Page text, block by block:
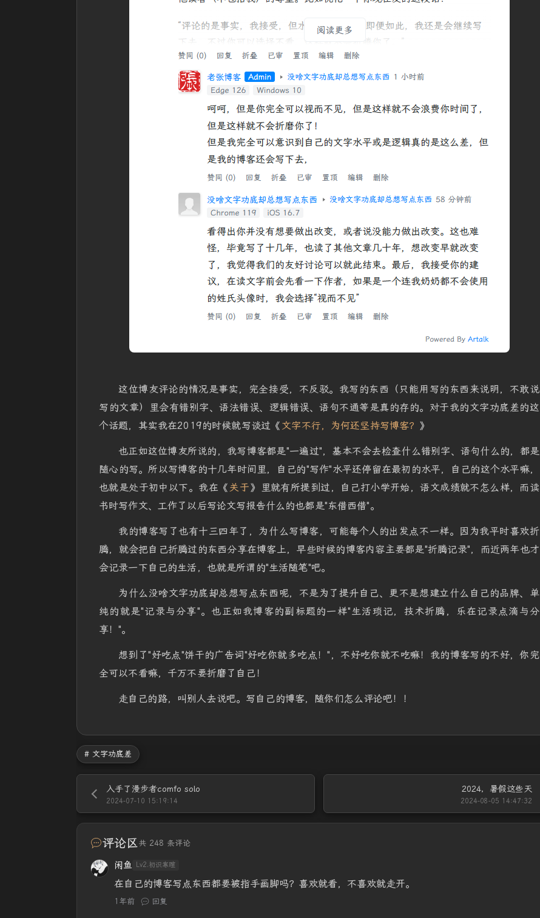
这位博友评论的情况是事实，完全接受，不反驳。我写的东西（只能用写的东西来说明，不敢说
写的文章）里会有错别字、语法错误、逻辑错误、语句不通等是真的存的。对于我的文字功底差的这
个话题，其实我在2019的时候就写谈过《 文字不行，为何还坚持写博客？ 》
也正如这位博友所说的，我写博客都是"一遍过"，基本不会去检查什么错别字、语句什么的，都是
随心的写。所以写博客的十几年时间里，自己的"写作"水平还停留在最初的水平，自己的这个水平嘛，
也就是处于初中以下。我在《 关于》里就有所提到过，自己打小学开始，语文成绩就不怎么样，而读
书时写作文、工作了以后写论文写报告什么的也都是"东借西借"。
我的博客写了也有十三四年了，为什么写博客，可能每个人的出发点不一样。因为我平时喜欢折
腾，就会把自己折腾过的东西分享在博客上，早些时候的博客内容主要都是"折腾记录"，而近两年也才
会记录一下自己的生活，也就是所谓的"生活随笔"吧。
为什么没啥文字功底却总想写点东西呢，不是为了提升自己、更不是想建立什么自己的品牌、单
纯的就是"记录与分享"。也正如我博客的副标题的一样"生活琐记，技术折腾，乐在记录点滴与分
享！"。
想到了"好吃点"饼干的广告词"好吃你就多吃点！"，不好吃你就不吃嘛！我的博客写的不好，你完
全可以不看嘛，千万不要折磨了自己！
走自己的路，叫别人去说吧。写自己的博客，随你们怎么评论吧！！
# 文字功底差
入手了漫步者comfo solo
2024-07-10 15:19:14
2024，暑假这些天
2024-08-05 14:47:32
评论区共 248 条评论
闲鱼 Lv2.初识寒暄
在自己的博客写点东西都要被指手画脚吗？喜欢就看，不喜欢就走开。
1年前 回复